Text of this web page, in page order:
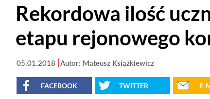
Rekordowa ilość
etapu rejonowego
05.01.2018 Autor: Mateusz Książkiewicz
FACEBOOK TWITTER E-